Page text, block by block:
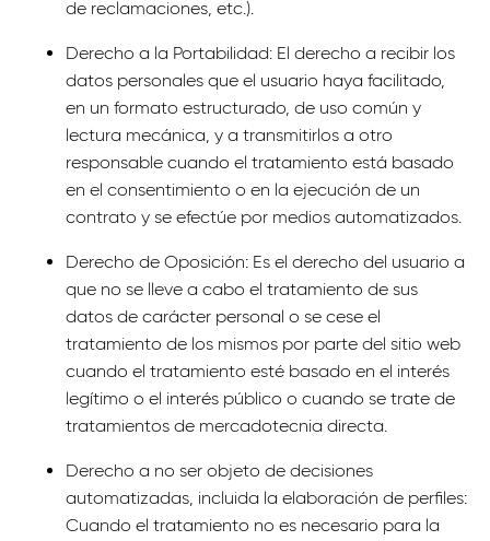
de reclamaciones, etc.).
Derecho a la Portabilidad: El derecho a recibir los
datos personales que el usuario haya facilitado,
en un formato estructurado, de uso común y
lectura mecánica, y a transmitirlos a otro
responsable cuando el tratamiento está basado
en el consentimiento o en la ejecución de un
contrato y se efectúe por medios automatizados.
Derecho de Oposición: Es el derecho del usuario a
que no se lleve a cabo el tratamiento de sus
datos de carácter personal o se cese el
tratamiento de los mismos por parte del sitio web
cuando el tratamiento esté basado en el interés
legítimo o el interés público o cuando se trate de
tratamientos de mercadotecnia directa.
Derecho a no ser objeto de decisiones
automatizadas, incluida la elaboración de perfiles:
Cuando el tratamiento no es necesario para la